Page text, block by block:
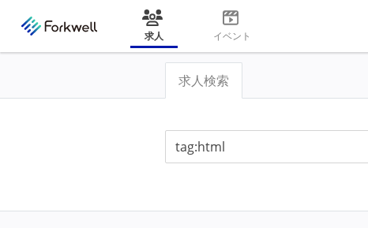
求人 イベント
求人検索